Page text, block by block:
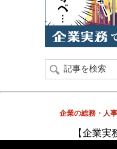
企業の総務・人
【企業実